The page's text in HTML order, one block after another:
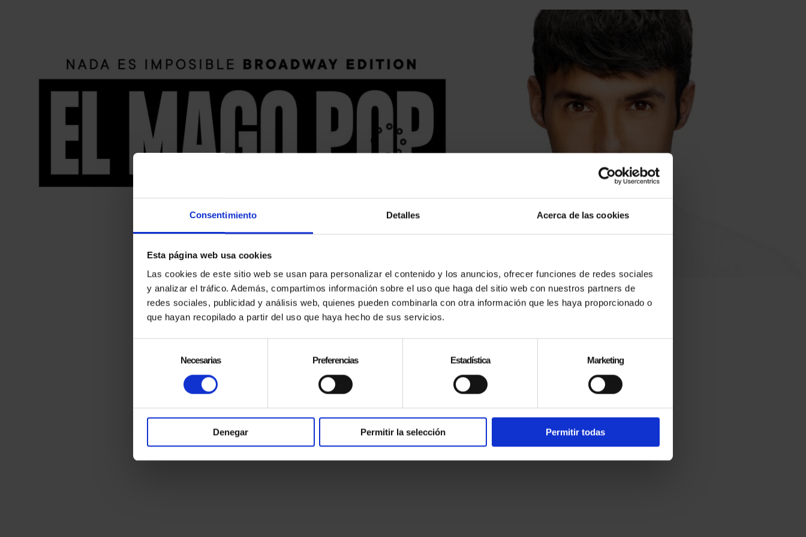
Consentimiento Detalles Acerca de las cookies
Esta página web usa cookies
Las cookies de este sitio web se usan para personalizar el contenido y los anuncios, ofrecer funciones de redes sociales
y analizar el tráfico. Además, compartimos información sobre el uso que haga del sitio web con nuestros partners de
redes sociales, publicidad y análisis web, quienes pueden combinarla con otra información que les haya proporcionado o
que hayan recopilado a partir del uso que haya hecho de sus servicios.
consentimiento
Necesarias Preferencias Estadística Marketing
Denegar Permitir la selección Permitir todas
SITIO WEB EN MANTENIMIENTO
Regresamos en 5 minutos